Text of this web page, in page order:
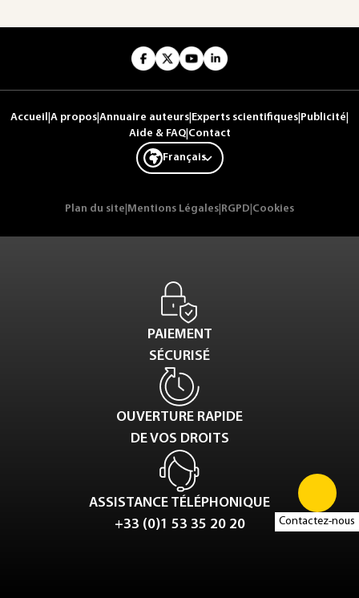
Contactez-nous
Accueil A propos Annuaire auteurs Experts scientifiques Publicité
Aide & FAQ| Contact
Français
Plan du site Mentions Légales RGPD Cookies
PAIEMENT
SÉCURISÉ
OUVERTURE RAPIDE
DE VOS DROITS
ASSISTANCE TÉLÉPHONIQUE
+33 (0)1 53 35 20 20